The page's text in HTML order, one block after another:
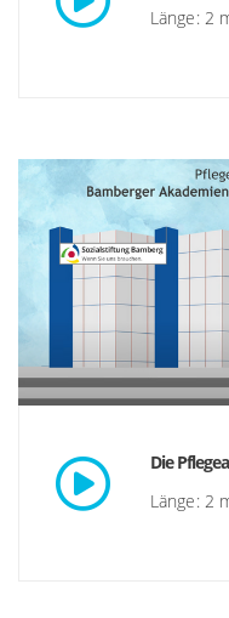
Länge: 2
Die
Länge: 2